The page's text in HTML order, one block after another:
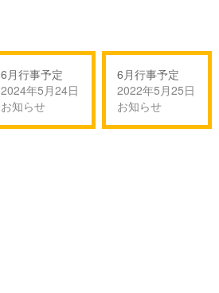
6月行事予定
2024年5月24日
お知らせ
6月行事予定
2022年5月25日
お知らせ